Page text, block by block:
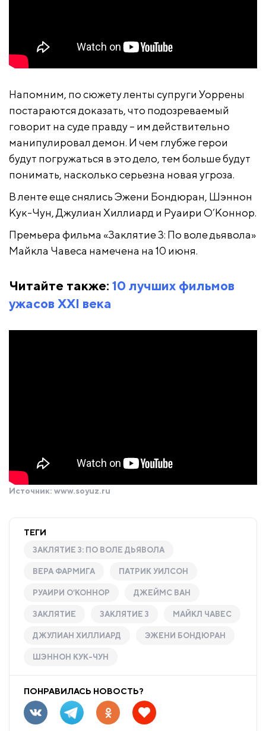
Напомним, по сюжету ленты супруги Уоррены
постараются доказать, что подозреваемый
говорит на суде правду – им действительно
манипулировал демон. И чем глубже герои
будут погружаться в это дело, тем больше будут
понимать, насколько серьезна новая угроза.
В ленте еще снялись Эжени Бондюран, Шэннон
Кук-Чун, Джулиан Хиллиард и Руаири О’Коннор.
Премьера фильма «Заклятие 3: По воле дьявола»
Майкла Чавеса намечена на 10 июня.
Читайте также: 10 лучших фильмов
ужасов ХХI века
Источник: www.soyuz.ru
ТЕГИ
ЗАКЛЯТИЕ 3: ПО ВОЛЕ ДЬЯВОЛА
ВЕРА ФАРМИГА ПАТРИК УИЛСОН
РУАИРИ О’КОННОР ДЖЕЙМС ВАН
ЗАКЛЯТИЕ ЗАКЛЯТИЕ 3 МАЙКЛ ЧАВЕС
ДЖУЛИАН ХИЛЛИАРД ЭЖЕНИ БОНДЮРАН
ШЭННОН КУК-ЧУН
ПОНРАВИЛАСЬ НОВОСТЬ?